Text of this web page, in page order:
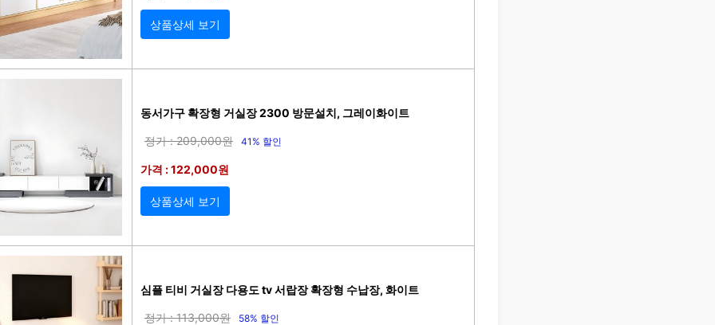
상품상세 보기
동서가구 확장형 거실장 2300 방문설치, 그레이화이트
정가 : 209,000원 41% 할인
가격 : 122,000원
상품상세 보기
심플 티비 거실장 다용도 tv 서랍장 확장형 수납장, 화이트
정가 : 113,000원 58% 할인